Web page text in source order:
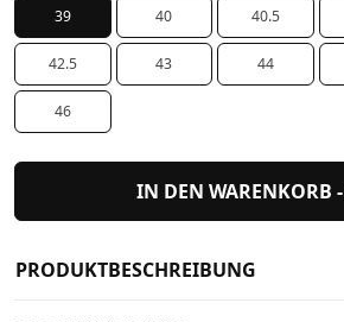
39 40 40.5
42.5 43 44
46
IN DEN WARENKORB -
PRODUKTBESCHREIBUNG